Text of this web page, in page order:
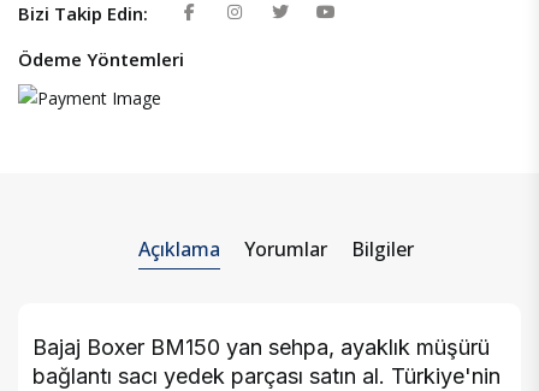
Bizi Takip Edin:
Ödeme Yöntemleri
Açıklama Yorumlar Bilgiler
Bajaj Boxer BM150 yan sehpa, ayaklık müşürü
bağlantı sacı yedek parçası satın al. Türkiye'nin